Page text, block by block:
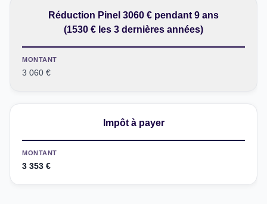
Réduction Pinel 3060 € pendant 9 ans
(1530 € les 3 dernières années)
MONTANT
3 060 €
Impôt à payer
MONTANT
3 353 €